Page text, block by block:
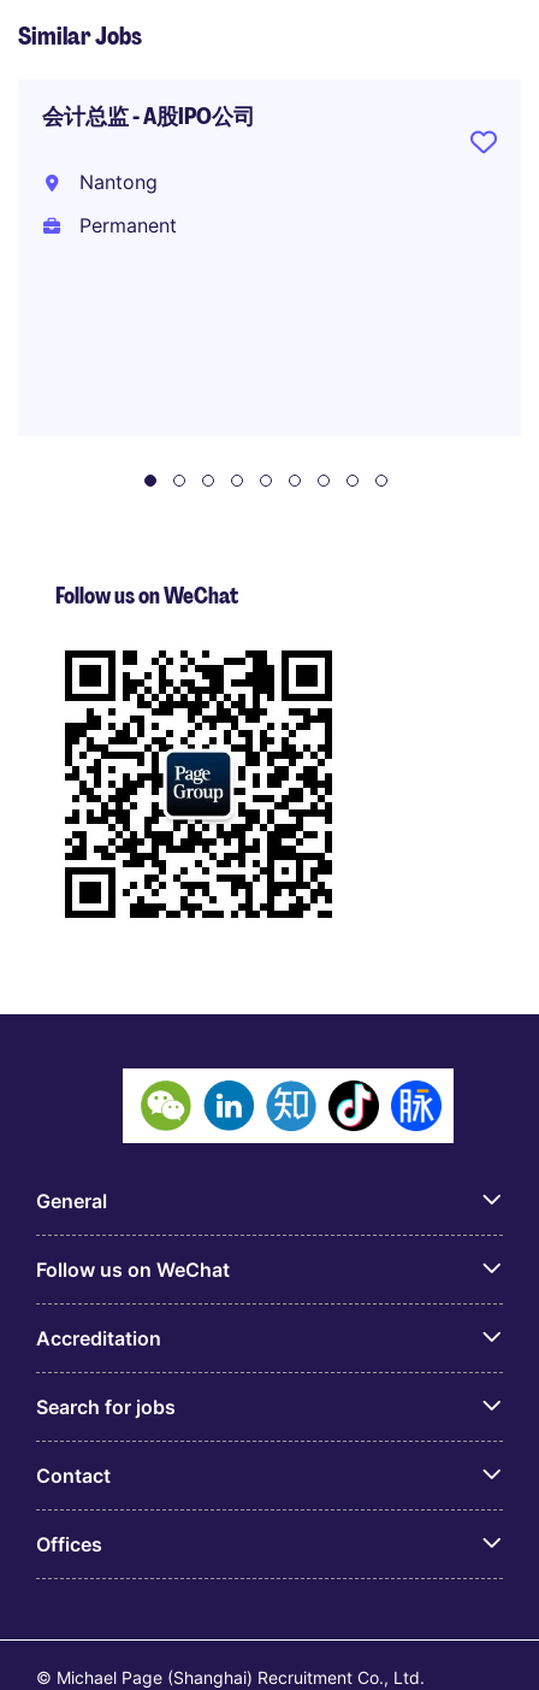
Similar Jobs
会计总监 - A股IPO公司
Nantong
Permanent
Follow us on WeChat
General
Follow us on WeChat
Accreditation
Search for jobs
Contact
Offices
© Michael Page (Shanghai) Recruitment Co., Ltd.